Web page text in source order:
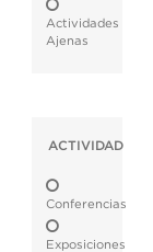
Actividades
Ajenas
ACTIVIDAD
Conferencias
Exposiciones